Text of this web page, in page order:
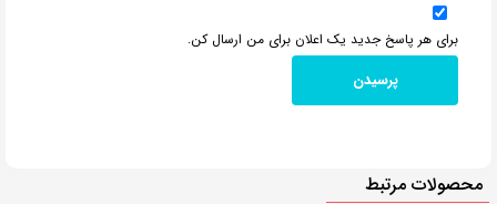
برای هر پاسخ جدید یک اعلان برای من ارسال کن.
محصولات مرتبط